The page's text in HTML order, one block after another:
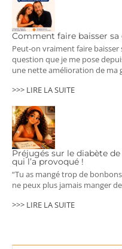
Comment faire baisser sa
Peut-on vraiment faire
question que je me pose
une nette amélioration de ma
>>> LIRE LA SUITE
Préjugés sur le diabète de
qui l’a provoqué !
“Tu as mangé trop de bonbons
ne peux plus jamais manger
>>> LIRE LA SUITE